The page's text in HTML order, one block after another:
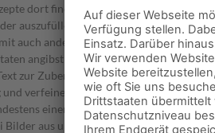
dort findest du unserenUpload
auszufüllen
auch andere User deinen Beitrag finden
angibst
zur Zubereitung
verfeinere es mit Tipps & Tricks
einem Bild von deinem
aus unterschiedlichen